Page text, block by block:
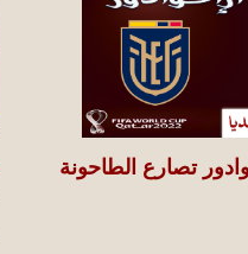
تصارع الطاحونة